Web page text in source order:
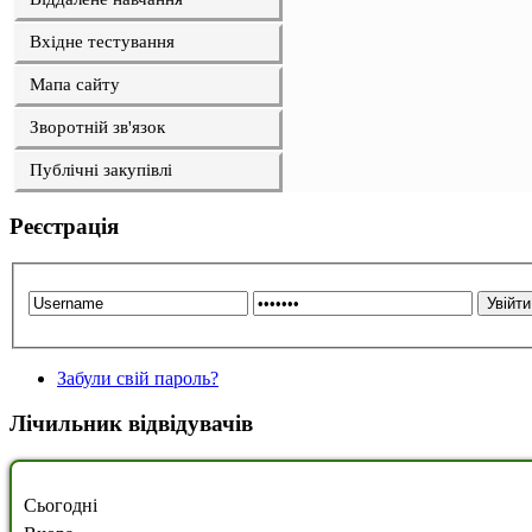
Вхідне тестування
Мапа сайту
Зворотній зв'язок
Публічні закупівлі
Реєстрація
Забули свій пароль?
Лічильник відвідувачів
Сьогодні